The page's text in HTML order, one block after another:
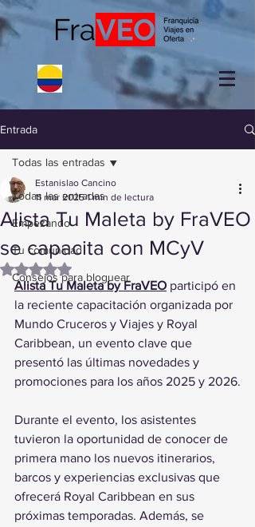
Entrada
Todas las entradas
Empezando
Tu comunidad
Consejos para bloguear
Todas las entradas
Alista Tu Maleta by FraVEO
se capacita con MCyV
Estanislao Cancino
11 mar 2025 1 min de lectura
Obtuvo NaN de 5 estrellas.
Alista Tu Maleta by FraVEO participó en
la reciente capacitación organizada por
Mundo Cruceros y Viajes y Royal
Caribbean, un evento clave que
presentó las últimas novedades y
promociones para los años 2025 y 2026.
Durante el evento, los asistentes
tuvieron la oportunidad de conocer de
primera mano los nuevos itinerarios,
barcos y experiencias exclusivas que
ofrecerá Royal Caribbean en sus
próximas temporadas. Además, se